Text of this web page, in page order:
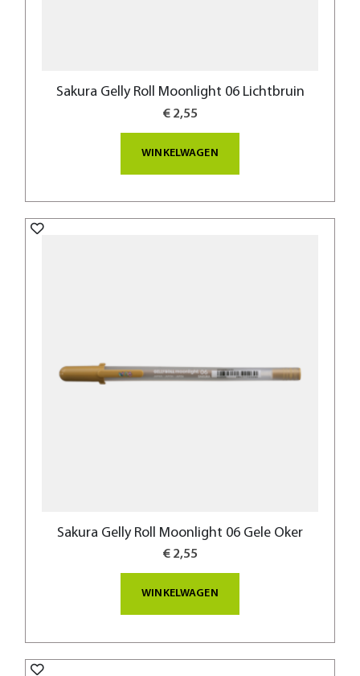
Sakura Gelly Roll Moonlight 06 Lichtbruin
€ 2,55
WINKELWAGEN
Sakura Gelly Roll Moonlight 06 Gele Oker
€ 2,55
WINKELWAGEN